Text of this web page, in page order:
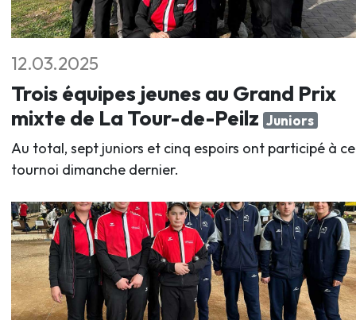
12.03.2025
Trois équipes jeunes au Grand Prix
mixte de La Tour-de-Peilz Juniors
Au total, sept juniors et cinq espoirs ont participé à ce
tournoi dimanche dernier.